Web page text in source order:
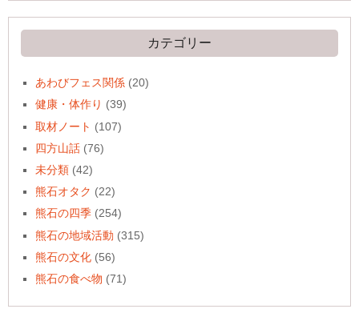
イ
ブ
カテゴリー
あわびフェス関係 (20)
健康・体作り (39)
取材ノート (107)
四方山話 (76)
未分類 (42)
熊石オタク (22)
熊石の四季 (254)
熊石の地域活動 (315)
熊石の文化 (56)
熊石の食べ物 (71)